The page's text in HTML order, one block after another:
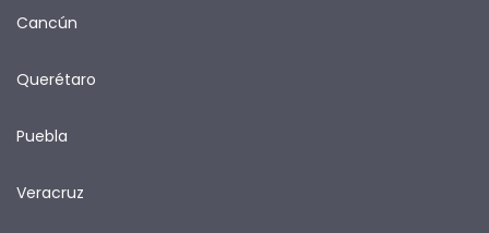
Cancún
Querétaro
Puebla
Veracruz